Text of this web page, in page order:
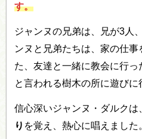
す。
ジャンヌの兄弟は、兄が3人
ンヌと兄弟たちは、家の仕事
た、友達と一緒に教会に行っ
と言われる樹木の所に遊びに
信心深いジャンヌ・ダルクは
り を覚え、熱心に唱えました